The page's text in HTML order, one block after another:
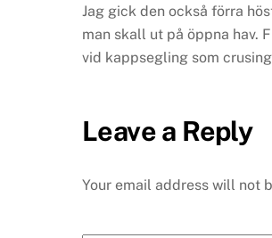
Jag gick den också förra
man skall ut på öppna hav.
vid kappsegling som
Leave a Reply
Your email address will not